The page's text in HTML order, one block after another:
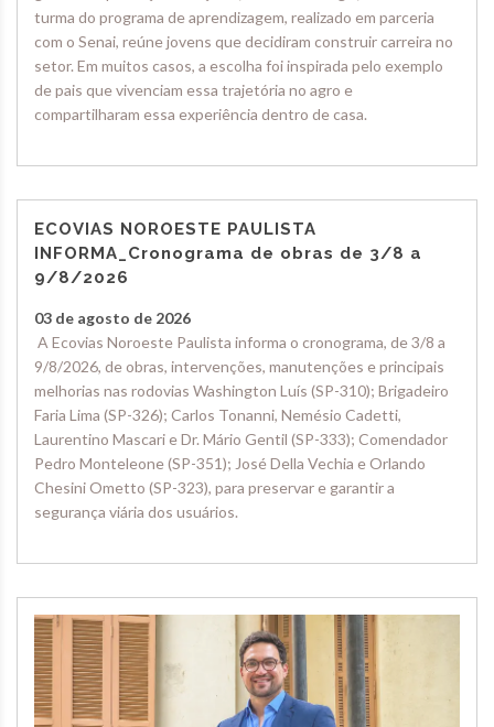
turma do programa de aprendizagem, realizado em parceria
com o Senai, reúne jovens que decidiram construir carreira no
setor. Em muitos casos, a escolha foi inspirada pelo exemplo
de pais que vivenciam essa trajetória no agro e
compartilharam essa experiência dentro de casa.
ECOVIAS NOROESTE PAULISTA
INFORMA_Cronograma de obras de 3/8 a
9/8/2026
03 de agosto de 2026
A Ecovias Noroeste Paulista informa o cronograma, de 3/8 a
9/8/2026, de obras, intervenções, manutenções e principais
melhorias nas rodovias Washington Luís (SP-310); Brigadeiro
Faria Lima (SP-326); Carlos Tonanni, Nemésio Cadetti,
Laurentino Mascari e Dr. Mário Gentil (SP-333); Comendador
Pedro Monteleone (SP-351); José Della Vechia e Orlando
Chesini Ometto (SP-323), para preservar e garantir a
segurança viária dos usuários.